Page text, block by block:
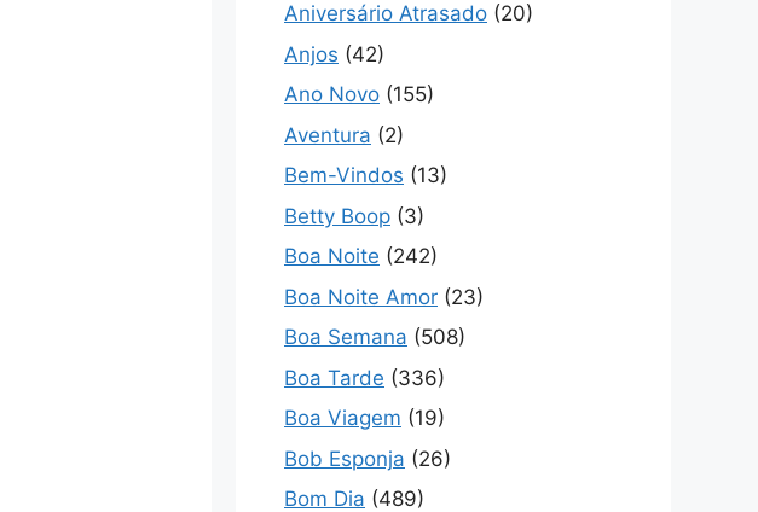
Aniversário Atrasado (20)
Anjos (42)
Ano Novo (155)
Aventura (2)
Bem-Vindos (13)
Betty Boop (3)
Boa Noite (242)
Boa Noite Amor (23)
Boa Semana (508)
Boa Tarde (336)
Boa Viagem (19)
Bob Esponja (26)
Bom Dia (489)